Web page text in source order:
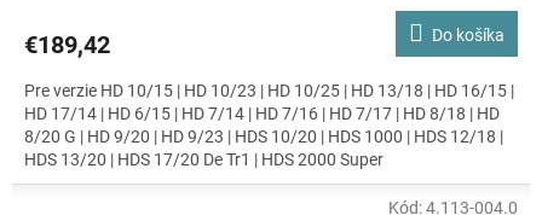
€189,42 Do košíka
Pre verzie HD 10/15 | HD 10/23 | HD 10/25 | HD 13/18 | HD 16/15 |
HD 17/14 | HD 6/15 | HD 7/14 | HD 7/16 | HD 7/17 | HD 8/18 | HD
8/20 G | HD 9/20 | HD 9/23 | HDS 10/20 | HDS 1000 | HDS 12/18 |
HDS 13/20 | HDS 17/20 De Tr1 | HDS 2000 Super
Kód:4.113-004.0